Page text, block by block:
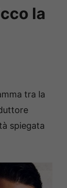
la
tra la
spiegata